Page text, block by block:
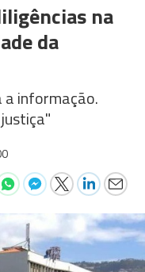
na
da
a informação.